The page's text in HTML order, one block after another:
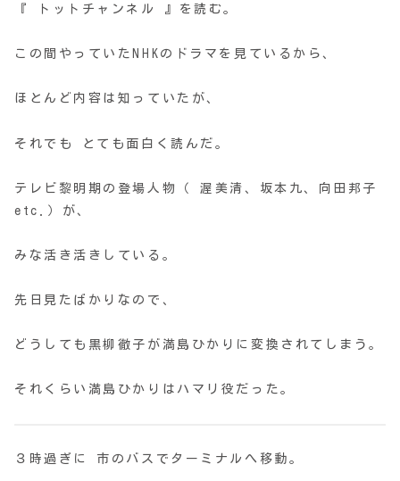
『 トットチャンネル 』を読む。
この間やっていたNHKのドラマを見ているから、
ほとんど内容は知っていたが、
それでも とても面白く読んだ。
テレビ黎明期の登場人物（ 渥美清、坂本九、向田邦子
etc.）が、
みな活き活きしている。
先日見たばかりなので、
どうしても黒柳徹子が満島ひかりに変換されてしまう。
それくらい満島ひかりはハマリ役だった。
３時過ぎに 市のバスでターミナルへ移動。